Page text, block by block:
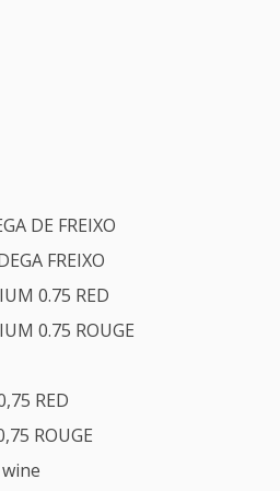
DE FREIXO
FREIXO
0.75 RED
0.75 ROUGE
RED
ROUGE